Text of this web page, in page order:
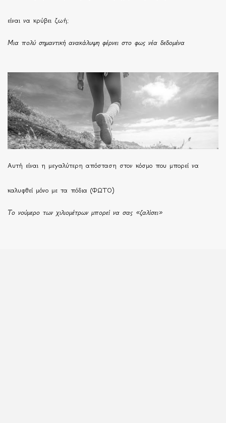
είναι να κρύβει ζωή;
Μια πολύ σημαντική ανακάλυψη φέρνει στο φως νέα δεδομένα
Αυτή είναι η μεγαλύτερη απόσταση στον κόσμο που μπορεί να
καλυφθεί μόνο με τα πόδια (ΦΩΤΟ)
Το νούμερο των χιλιομέτρων μπορεί να σας «ζαλίσει»